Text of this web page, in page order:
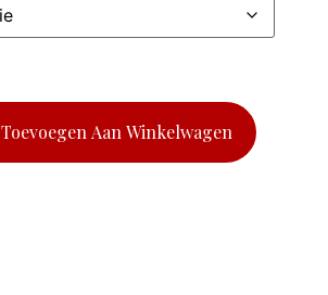
Toevoegen Aan Winkelwagen